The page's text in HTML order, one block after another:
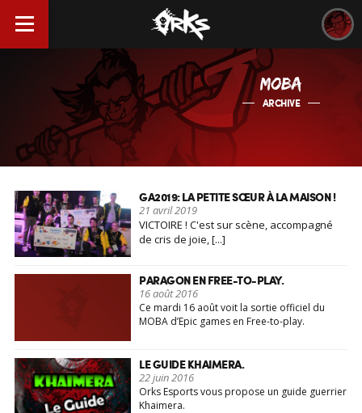
MOBA
ARCHIVE
GA2019: LA PETITE SŒUR À LA MAISON !
21 avril 2019
VICTOIRE ! C'est sur scène, accompagné
de cris de joie, [...]
PARAGON EN FREE-TO-PLAY.
16 août 2016
Ce mardi 16 août voit la sortie officiel du
MOBA d’Epic games en Free-to-play.
LE GUIDE KHAIMERA.
22 juin 2016
Orks Esports vous propose un guide guerrier
Khaimera.